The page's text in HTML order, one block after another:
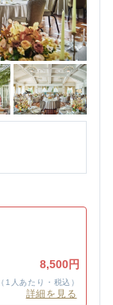
8,500円
（1人あたり・税込）
詳細を見る